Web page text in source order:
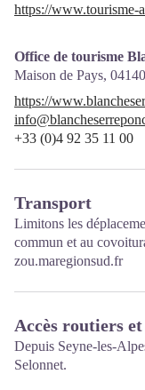
https://www.tourisme-
Office de tourisme
Maison de Pays, 04140
https://
+33 (0)4 92 35 11 00
Transport
Limitons les
commun et au
zou.maregionsud.fr
Accès routiers
Depuis Seyne-les-
Selonnet.